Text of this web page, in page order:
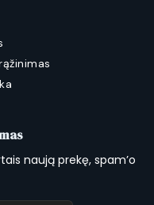
naują prekę, spam’o